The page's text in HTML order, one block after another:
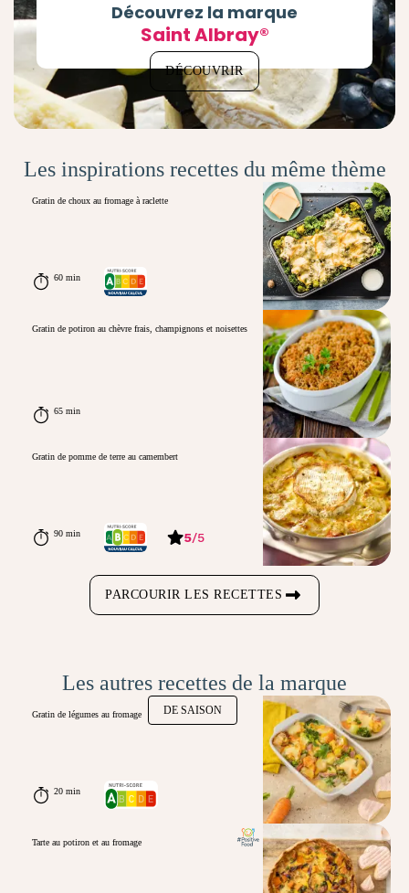
Découvrez la marque
Saint Albray®
DÉCOUVRIR
Les inspirations recettes du même thème
Gratin de choux au fromage à raclette
60 min
Gratin de potiron au chèvre frais, champignons et noisettes
65 min
Gratin de pomme de terre au camembert
90 min 5/5
PARCOURIR LES RECETTES
Les autres recettes de la marque
DE SAISON
Gratin de légumes au fromage
20 min
Tarte au potiron et au fromage